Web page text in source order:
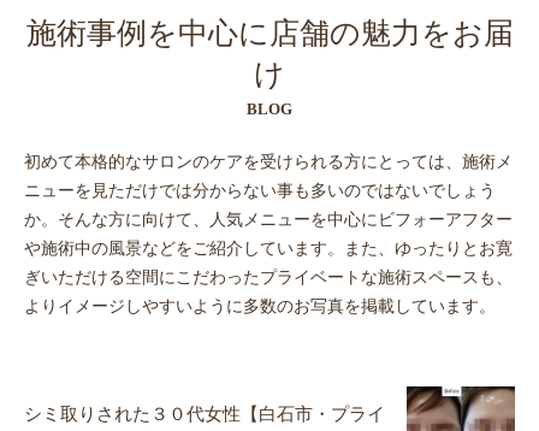
施術事例を中心に店舗の魅力をお届
け
BLOG
初めて本格的なサロンのケアを受けられる方にとっては、施術メ
ニューを見ただけでは分からない事も多いのではないでしょう
か。そんな方に向けて、人気メニューを中心にビフォーアフター
や施術中の風景などをご紹介しています。また、ゆったりとお寛
ぎいただける空間にこだわったプライベートな施術スペースも、
よりイメージしやすいように多数のお写真を掲載しています。
シミ取りされた３０代女性【白石市・プライ